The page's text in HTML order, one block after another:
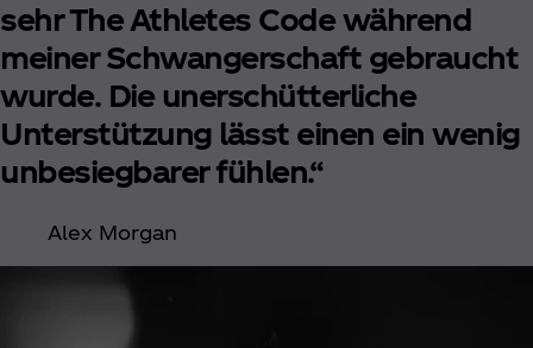
sehr The Athletes Code während
meiner Schwangerschaft gebraucht
wurde. Die unerschütterliche
Unterstützung lässt einen ein wenig
unbesiegbarer fühlen.“
Alex Morgan